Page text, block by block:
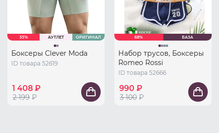
35% АУТЛЕТ ОРИГИНАЛ
Боксеры Clever Moda
ID товара 52619
1 408 ₽
2 199 ₽
68% БАЗА
Набор трусов, Боксеры
Romeo Rossi
ID товара 52666
990 ₽
3 100 ₽